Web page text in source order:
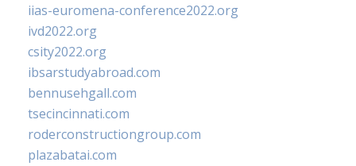
iias-euromena-conference2022.org
ivd2022.org
csity2022.org
ibsarstudyabroad.com
bennusehgall.com
tsecincinnati.com
roderconstructiongroup.com
plazabatai.com